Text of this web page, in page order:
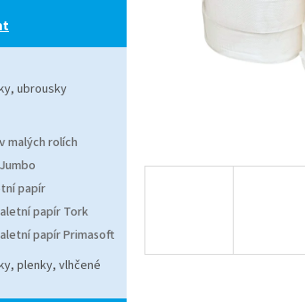
ubrousky
malých rolích
papír
papír Tork
papír Primasoft
plenky, vlhčené